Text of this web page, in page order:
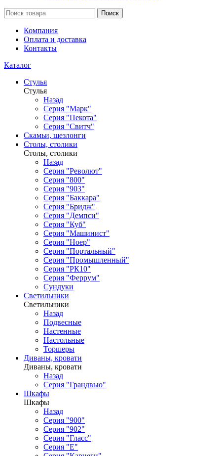
Поиск
Компания
Оплата и доставка
Контакты
Каталог
Стулья
Стулья
Назад
Серия "Марк"
Серия "Пекота"
Серия "Свитч"
Скамьи, шезлонги
Столы, столики
Столы, столики
Назад
Серия "Револют"
Серия "800"
Серия "903"
Серия "Баккара"
Серия "Бридж"
Серия "Демпси"
Серия "Куб"
Серия "Машинист"
Серия "Ноер"
Серия "Портальный"
Серия "Промышленный"
Серия "РК10"
Серия "Феррум"
Сундуки
Светильники
Светильники
Назад
Подвесные
Настенные
Настольные
Торшеры
Диваны, кровати
Диваны, кровати
Назад
Серия "Грандвью"
Шкафы
Шкафы
Назад
Серия "900"
Серия "902"
Серия "Гласс"
Серия "Е"